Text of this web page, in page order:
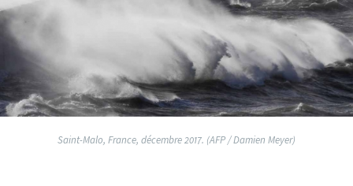
Saint-Malo, France, décembre 2017. (AFP / Damien Meyer)